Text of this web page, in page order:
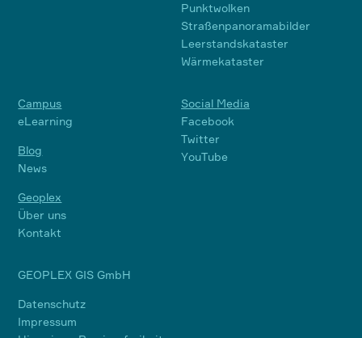
Punktwolken
Straßenpanoramabilder
Leerstandskataster
Wärmekataster
Campus
eLearning
Blog
News
Geoplex
Über uns
Kontakt
Social Media
Facebook
Twitter
YouTube
GEOPLEX GIS GmbH
Datenschutz
Impressum